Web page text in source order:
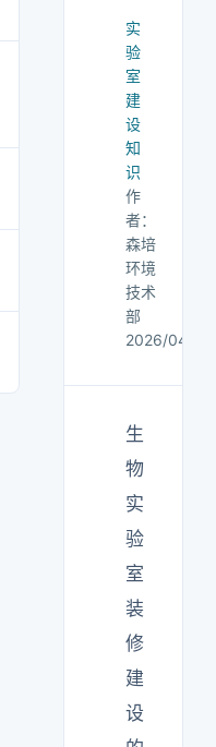
实
验
室
建
设
知
识
作
者：
森培
环境
技术
部
2026/04/12
生
物
实
验
室
装
修
建
设